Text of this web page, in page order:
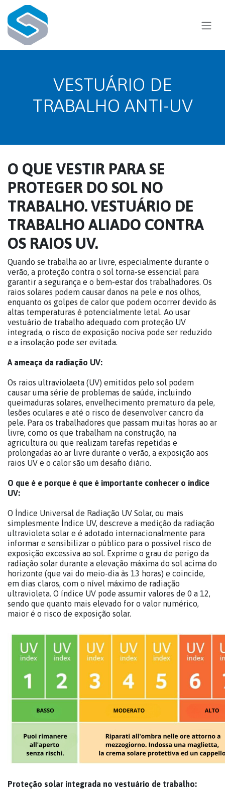
Skip to Content
VESTUÁRIO DE
TRABALHO ANTI-UV
O QUE VESTIR PARA SE
PROTEGER DO SOL NO
TRABALHO. VESTUÁRIO DE
TRABALHO ALIADO CONTRA
OS RAIOS UV.
Quando se trabalha ao ar livre, especialmente durante o
verão, a proteção contra o sol torna-se essencial para
garantir a segurança e o bem-estar dos trabalhadores. Os
raios solares podem causar danos na pele e nos olhos,
enquanto os golpes de calor que podem ocorrer devido às
altas temperaturas é potencialmente letal. Ao usar
vestuário de trabalho adequado com proteção UV
integrada, o risco de exposição nociva pode ser reduzido
e a insolação pode ser evitada.
A ameaça da radiação UV:
Os raios ultraviolaeta (UV) emitidos pelo sol podem
causar uma série de problemas de saúde, incluindo
queimaduras solares, envelhecimento prematuro da pele,
lesões oculares e até o risco de desenvolver cancro da
pele. Para os trabalhadores que passam muitas horas ao ar
livre, como os que trabalham na construção, na
agricultura ou que realizam tarefas repetidas e
prolongadas ao ar livre durante o verão, a exposição aos
raios UV e o calor são um desafio diário.
O que é e porque é que é importante conhecer o índice
UV:
O Índice Universal de Radiação UV Solar, ou mais
simplesmente Índice UV, descreve a medição da radiação
ultravioleta solar e é adotado internacionalmente para
informar e sensibilizar o público para o possível risco de
exposição excessiva ao sol. Exprime o grau de perigo da
radiação solar durante a elevação máxima do sol acima do
horizonte (que vai do meio-dia às 13 horas) e coincide,
em dias claros, com o nível máximo de radiação
ultravioleta. O índice UV pode assumir valores de 0 a 12,
sendo que quanto mais elevado for o valor numérico,
maior é o risco de exposição solar.
Proteção solar integrada no vestuário de trabalho: